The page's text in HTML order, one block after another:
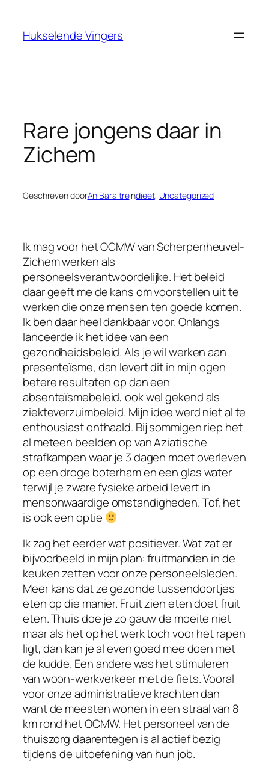
Hukselende Vingers
Rare jongens daar in
Zichem
Geschreven doorAn Baraitreindieet, Uncategorized
Ik mag voor het OCMW van Scherpenheuvel-
Zichem werken als
personeelsverantwoordelijke. Het beleid
daar geeft me de kans om voorstellen uit te
werken die onze mensen ten goede komen.
Ik ben daar heel dankbaar voor. Onlangs
lanceerde ik het idee van een
gezondheidsbeleid. Als je wil werken aan
presenteïsme, dan levert dit in mijn ogen
betere resultaten op dan een
absenteïsmebeleid, ook wel gekend als
ziekteverzuimbeleid. Mijn idee werd niet al te
enthousiast onthaald. Bij sommigen riep het
al meteen beelden op van Aziatische
strafkampen waar je 3 dagen moet overleven
op een droge boterham en een glas water
terwijl je zware fysieke arbeid levert in
mensonwaardige omstandigheden. Tof, het
is ook een optie
Ik zag het eerder wat positiever. Wat zat er
bijvoorbeeld in mijn plan: fruitmanden in de
keuken zetten voor onze personeelsleden.
Meer kans dat ze gezonde tussendoortjes
eten op die manier. Fruit zien eten doet fruit
eten. Thuis doe je zo gauw de moeite niet
maar als het op het werk toch voor het rapen
ligt, dan kan je al even goed mee doen met
de kudde. Een andere was het stimuleren
van woon-werkverkeer met de fiets. Vooral
voor onze administratieve krachten dan
want de meesten wonen in een straal van 8
km rond het OCMW. Het personeel van de
thuiszorg daarentegen is al actief bezig
tijdens de uitoefening van hun job.